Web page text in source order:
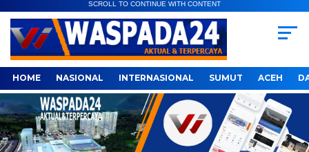
SCROLL TO CONTINUE WITH CONTENT
HOME NASIONAL INTERNASIONAL SUMUT ACEH